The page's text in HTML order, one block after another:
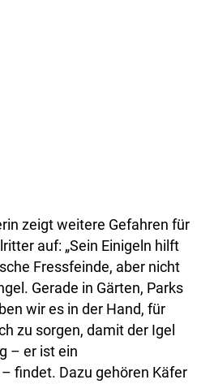
zeigt weitere Gefahren für
auf: „Sein Einigeln hilft
Fressfeinde, aber nicht
Gerade in Gärten, Parks
wir es in der Hand, für
zu sorgen, damit der Igel
– er ist ein
findet. Dazu gehören Käfer